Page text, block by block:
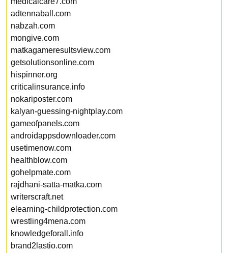
adtennaball.com
nabzah.com
mongive.com
matkagameresultsview.com
getsolutionsonline.com
hispinner.org
criticalinsurance.info
nokariposter.com
kalyan-guessing-nightplay.com
gameofpanels.com
androidappsdownloader.com
usetimenow.com
healthblow.com
gohelpmate.com
rajdhani-satta-matka.com
writerscraft.net
elearning-childprotection.com
wrestling4mena.com
knowledgeforall.info
brand2lastio.com